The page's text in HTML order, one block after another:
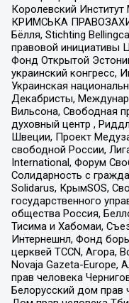
Королевский
КРИМСЬКА
Бёлля, Stichting
правовой инициативы
Фонд Открытой
украинский конгресс,
Украинская
Декабристы,
Вильсона, Свободная
духовный центр ,
Швеции, Проект
свободной России,
International, Форум
Солидарность с
Solidarus, КрымSOS,
государственного
общества Россия,
Тисима и Хабомаи,
Интернешнл, Фонд
церквей TCCN, Агора,
Novaja Gazeta-Europe,
прав человека
Белорусский дом прав